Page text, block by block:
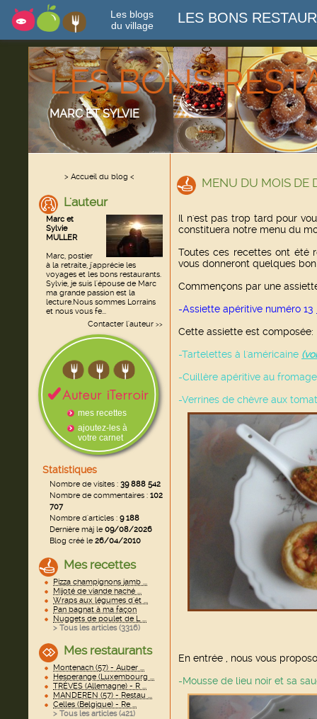
Les blogs
du village
LES BONS
LES BONS
MARC ET SYLVIE
> Accueil du blog <
L'auteur
Marc et
Sylvie
MULLER
Marc, postier
à la retraite, j'apprécie les
voyages et les bons restaurants.
Sylvie, je suis l'épouse de Marc
ma grande passion est la
lecture.Nous sommes Lorrains
et nous vous fe...
Contacter l'auteur >>
mes recettes
ajoutez-les à
votre carnet
Statistiques
Nombre de visites : 39 888 542
Nombre de commentaires : 102
707
Nombre d'articles : 9 188
Dernière màj le09/08/2026
Blog créé le26/04/2010
Mes recettes
Pizza champignons jamb ...
Mijoté de viande haché ...
Wraps aux légumes d'ét ...
Pan bagnat à ma façon
Nuggets de poulet de L ...
> Tous les articles (3316)
Mes restaurants
Montenach (57) - Auber ...
Hesperange (Luxembourg ...
TRÈVES (Allemagne) - R ...
MANDEREN (57) - Restau ...
Celles (Belgique) - Re ...
> Tous les articles (421)
MENU DU MOIS DE
Il n'est pas trop tard pour
constituera notre menu du
Toutes ces recettes ont été
vous donneront quelques
Commençons par une
-Assiette apéritive numéro 13
Cette assiette est composée:
-Tartelettes à l'américaine
-Cuillère apéritive au
-Verrines de chèvre aux
En entrée , nous vous
-Mousse de lieu noir et sa